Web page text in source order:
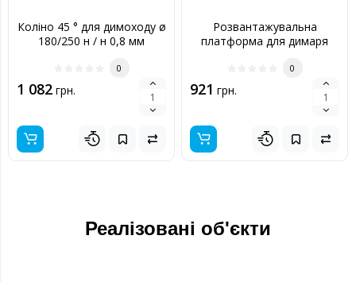
Коліно 45 ° для димоходу ø
180/250 н / н 0,8 мм
0
1 082 грн.
Розвантажувальна
платформа для димаря
0
921 грн.
Реалізовані об'єкти